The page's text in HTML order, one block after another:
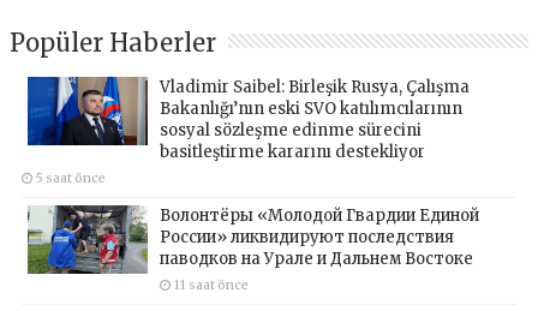
Popüler Haberler
Vladimir Saibel: Birleşik Rusya, Çalışma
Bakanlığı’nın eski SVO katılımcılarının
sosyal sözleşme edinme sürecini
basitleştirme kararını destekliyor
5 saat önce
Волонтёры «Молодой Гвардии Единой
России» ликвидируют последствия
паводков на Урале и Дальнем Востоке
11 saat önce